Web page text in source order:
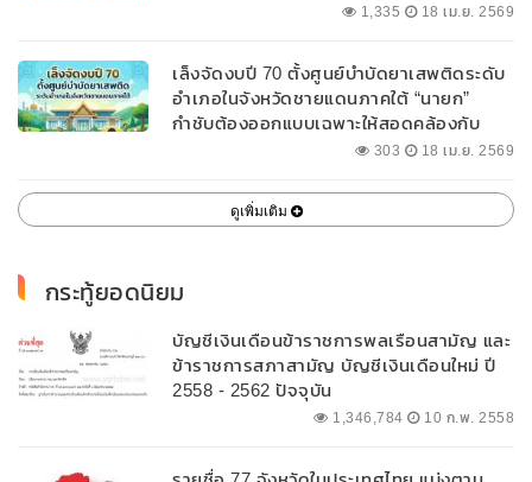
1,335 18 เม.ย. 2569
เล็งจัดงบปี 70 ตั้งศูนย์บำบัดยาเสพติดระดับ
อำเภอในจังหวัดชายแดนภาคใต้ “นายก”
กำชับต้องออกแบบเฉพาะให้สอดคล้องกับ
303 18 เม.ย. 2569
ดูเพิ่มเติม
กระทู้ยอดนิยม
บัญชีเงินเดือนข้าราชการพลเรือนสามัญ และ
ข้าราชการสภาสามัญ บัญชีเงินเดือนใหม่ ปี
2558 - 2562 ปัจจุบัน
1,346,784 10 ก.พ. 2558